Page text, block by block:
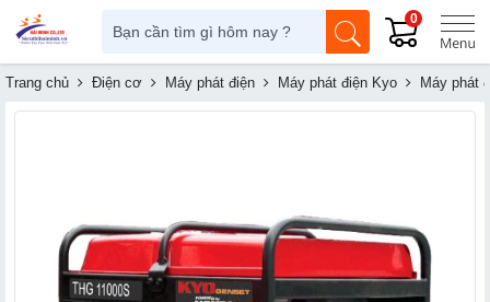
0
Trang chủ Điện cơ Máy phát điện Máy phát điện Kyo Máy phát